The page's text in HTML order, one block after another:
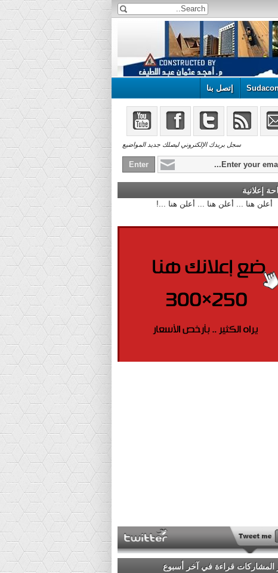
إتصل بنا
سجل بريدك الإلكتروني ليصلك جديد المواضيع
إعلانية
أعلن هنا ... أعلن هنا ... أعلن هنا ...!
المشاركات قراءة في آخر أسبوع